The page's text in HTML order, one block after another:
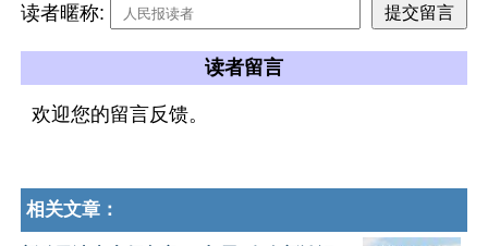
读者暱称:
读者留言
欢迎您的留言反馈。
相关文章：